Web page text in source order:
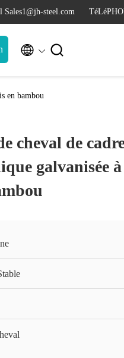
Sales1@jh-steel.com
 
en bambou
cheval de
galvanisée